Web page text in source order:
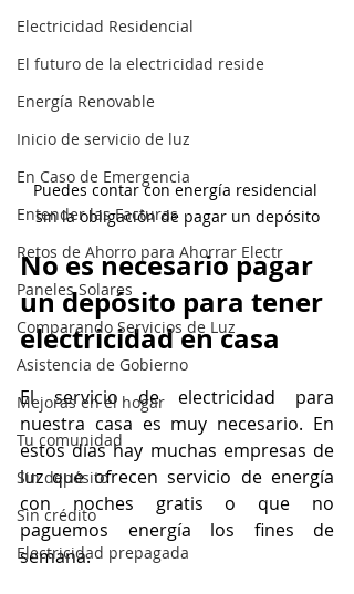
Electricidad Residencial
El futuro de la electricidad reside
Energía Renovable
Inicio de servicio de luz
En Caso de Emergencia
Entender las Facturas
Retos de Ahorro para Ahorrar Electr
Paneles Solares
Comparando Servicios de Luz
Asistencia de Gobierno
Mejoras en el hogar
Tu comunidad
Sin depósito
Sin crédito
Electricidad prepagada
Puedes contar con energía residencial
sin la obligación de pagar un depósito
No es necesario pagar
un depósito para tener
electricidad en casa
El servicio de electricidad para
nuestra casa es muy necesario. En
estos días hay muchas empresas de
luz que ofrecen servicio de energía
con noches gratis o que no
paguemos energía los fines de
semana.